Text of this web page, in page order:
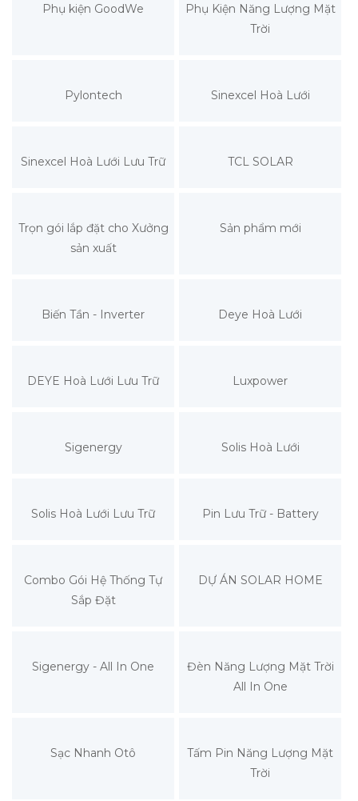
Phụ kiện GoodWe
Phụ Kiện Năng Lượng Mặt
Trời
Pylontech Sinexcel Hoà Lưới
Sinexcel Hoà Lưới Lưu Trữ TCL SOLAR
Trọn gói lắp đặt cho Xưởng
sản xuất
Sản phẩm mới
Biến Tần - Inverter Deye Hoà Lưới
DEYE Hoà Lưới Lưu Trữ Luxpower
Sigenergy Solis Hoà Lưới
Solis Hoà Lưới Lưu Trữ Pin Lưu Trữ - Battery
Combo Gói Hệ Thống Tự
Sắp Đặt
DỰ ÁN SOLAR HOME
Sigenergy - All In One
Đèn Năng Lượng Mặt Trời
All In One
Sạc Nhanh Otô
Tấm Pin Năng Lượng Mặt
Trời